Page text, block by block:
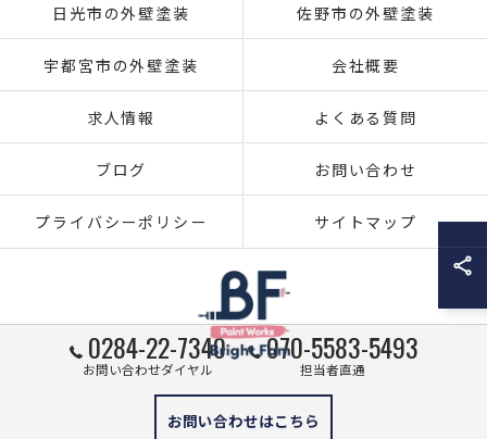
0284-22-7340
お問い合わせダイヤル
070-5583-5493
担当者直通
お問い合わせはこちら
日光市の外壁塗装 佐野市の外壁塗装
宇都宮市の外壁塗装 会社概要
求人情報 よくある質問
ブログ お問い合わせ
プライバシーポリシー サイトマップ
© 2026 栃木県足利市の外壁塗装ならブライト・ファム株式会社 ALL RIGHTS